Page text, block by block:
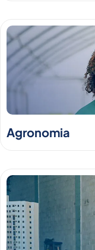
Agronomia